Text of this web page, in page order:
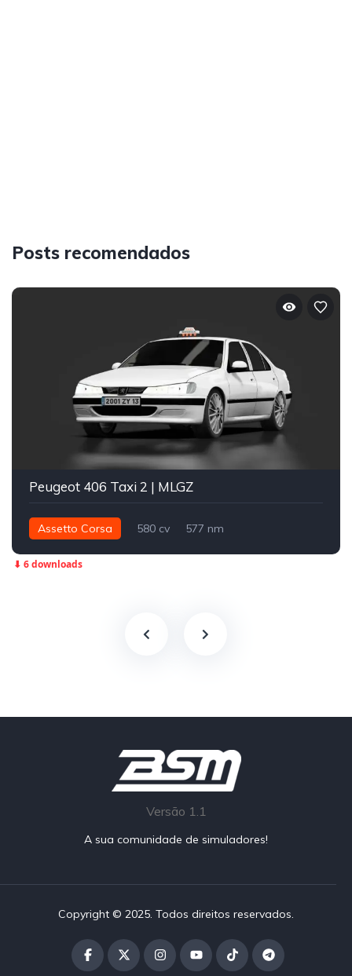
Posts recomendados
Peugeot 406 Taxi 2 | MLGZ
Assetto Corsa 580 cv
577 nm
⬇ 6 downloads
Versão 1.1
A sua comunidade de simuladores!
Copyright © 2025. Todos direitos reservados.